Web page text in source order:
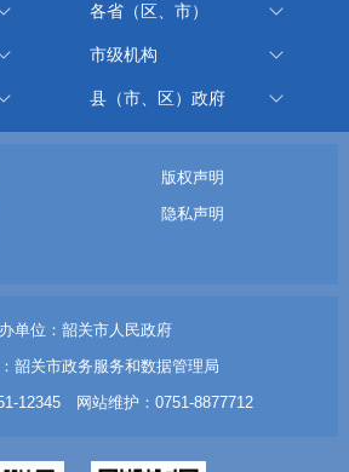
各省（区、市）
市级机构
县（市、区）政府
版权声明
隐私声明
单位：韶关市人民政府
韶关市政务服务和数据管理局
12345 网站维护：0751-8877712